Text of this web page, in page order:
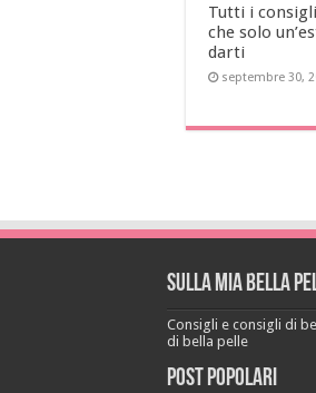
Tutti i
che solo
darti
septembre 30,
Sulla mia bella
Consigli e consigli di
di bella pelle
Post popolari